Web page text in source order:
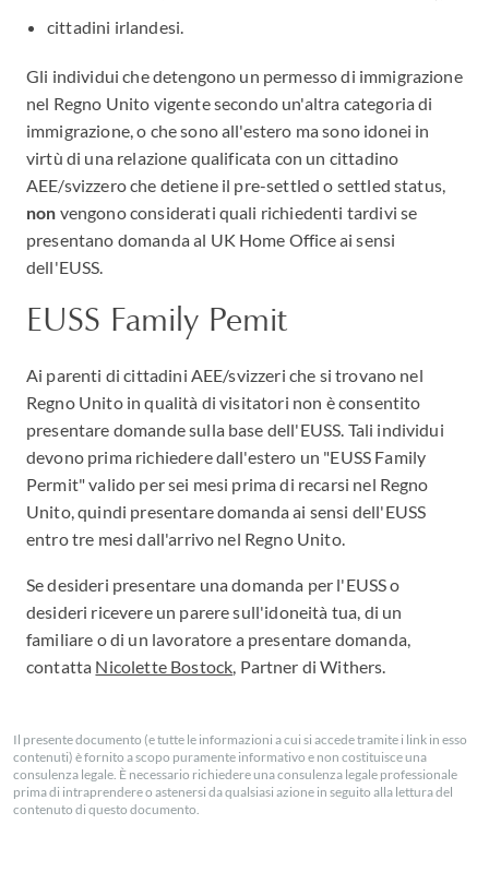
cittadini irlandesi.
Gli individui che detengono un permesso di immigrazione
nel Regno Unito vigente secondo un'altra categoria di
immigrazione, o che sono all'estero ma sono idonei in
virtù di una relazione qualificata con un cittadino
AEE/svizzero che detiene il pre-settled o settled status,
non vengono considerati quali richiedenti tardivi se
presentano domanda al UK Home Office ai sensi
dell'EUSS.
EUSS Family Pemit
Ai parenti di cittadini AEE/svizzeri che si trovano nel
Regno Unito in qualità di visitatori non è consentito
presentare domande sulla base dell'EUSS. Tali individui
devono prima richiedere dall'estero un "EUSS Family
Permit" valido per sei mesi prima di recarsi nel Regno
Unito, quindi presentare domanda ai sensi dell'EUSS
entro tre mesi dall'arrivo nel Regno Unito.
Se desideri presentare una domanda per l'EUSS o
desideri ricevere un parere sull'idoneità tua, di un
familiare o di un lavoratore a presentare domanda,
contatta Nicolette Bostock, Partner di Withers.
Il presente documento (e tutte le informazioni a cui si accede tramite i link in esso
contenuti) è fornito a scopo puramente informativo e non costituisce una
consulenza legale. È necessario richiedere una consulenza legale professionale
prima di intraprendere o astenersi da qualsiasi azione in seguito alla lettura del
contenuto di questo documento.